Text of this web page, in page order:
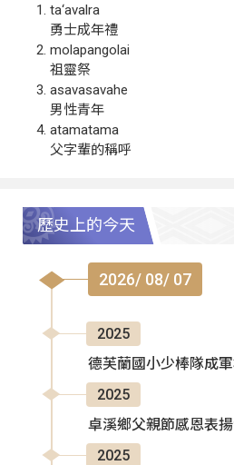
ta‘avalra
勇士成年禮
molapangolai
祖靈祭
asavasavahe
男性青年
atamatama
父字輩的稱呼
歷史上的今天
2026/ 08/ 07
2025
德芙蘭國小少棒隊成
2025
卓溪鄉父親節感恩表
2025